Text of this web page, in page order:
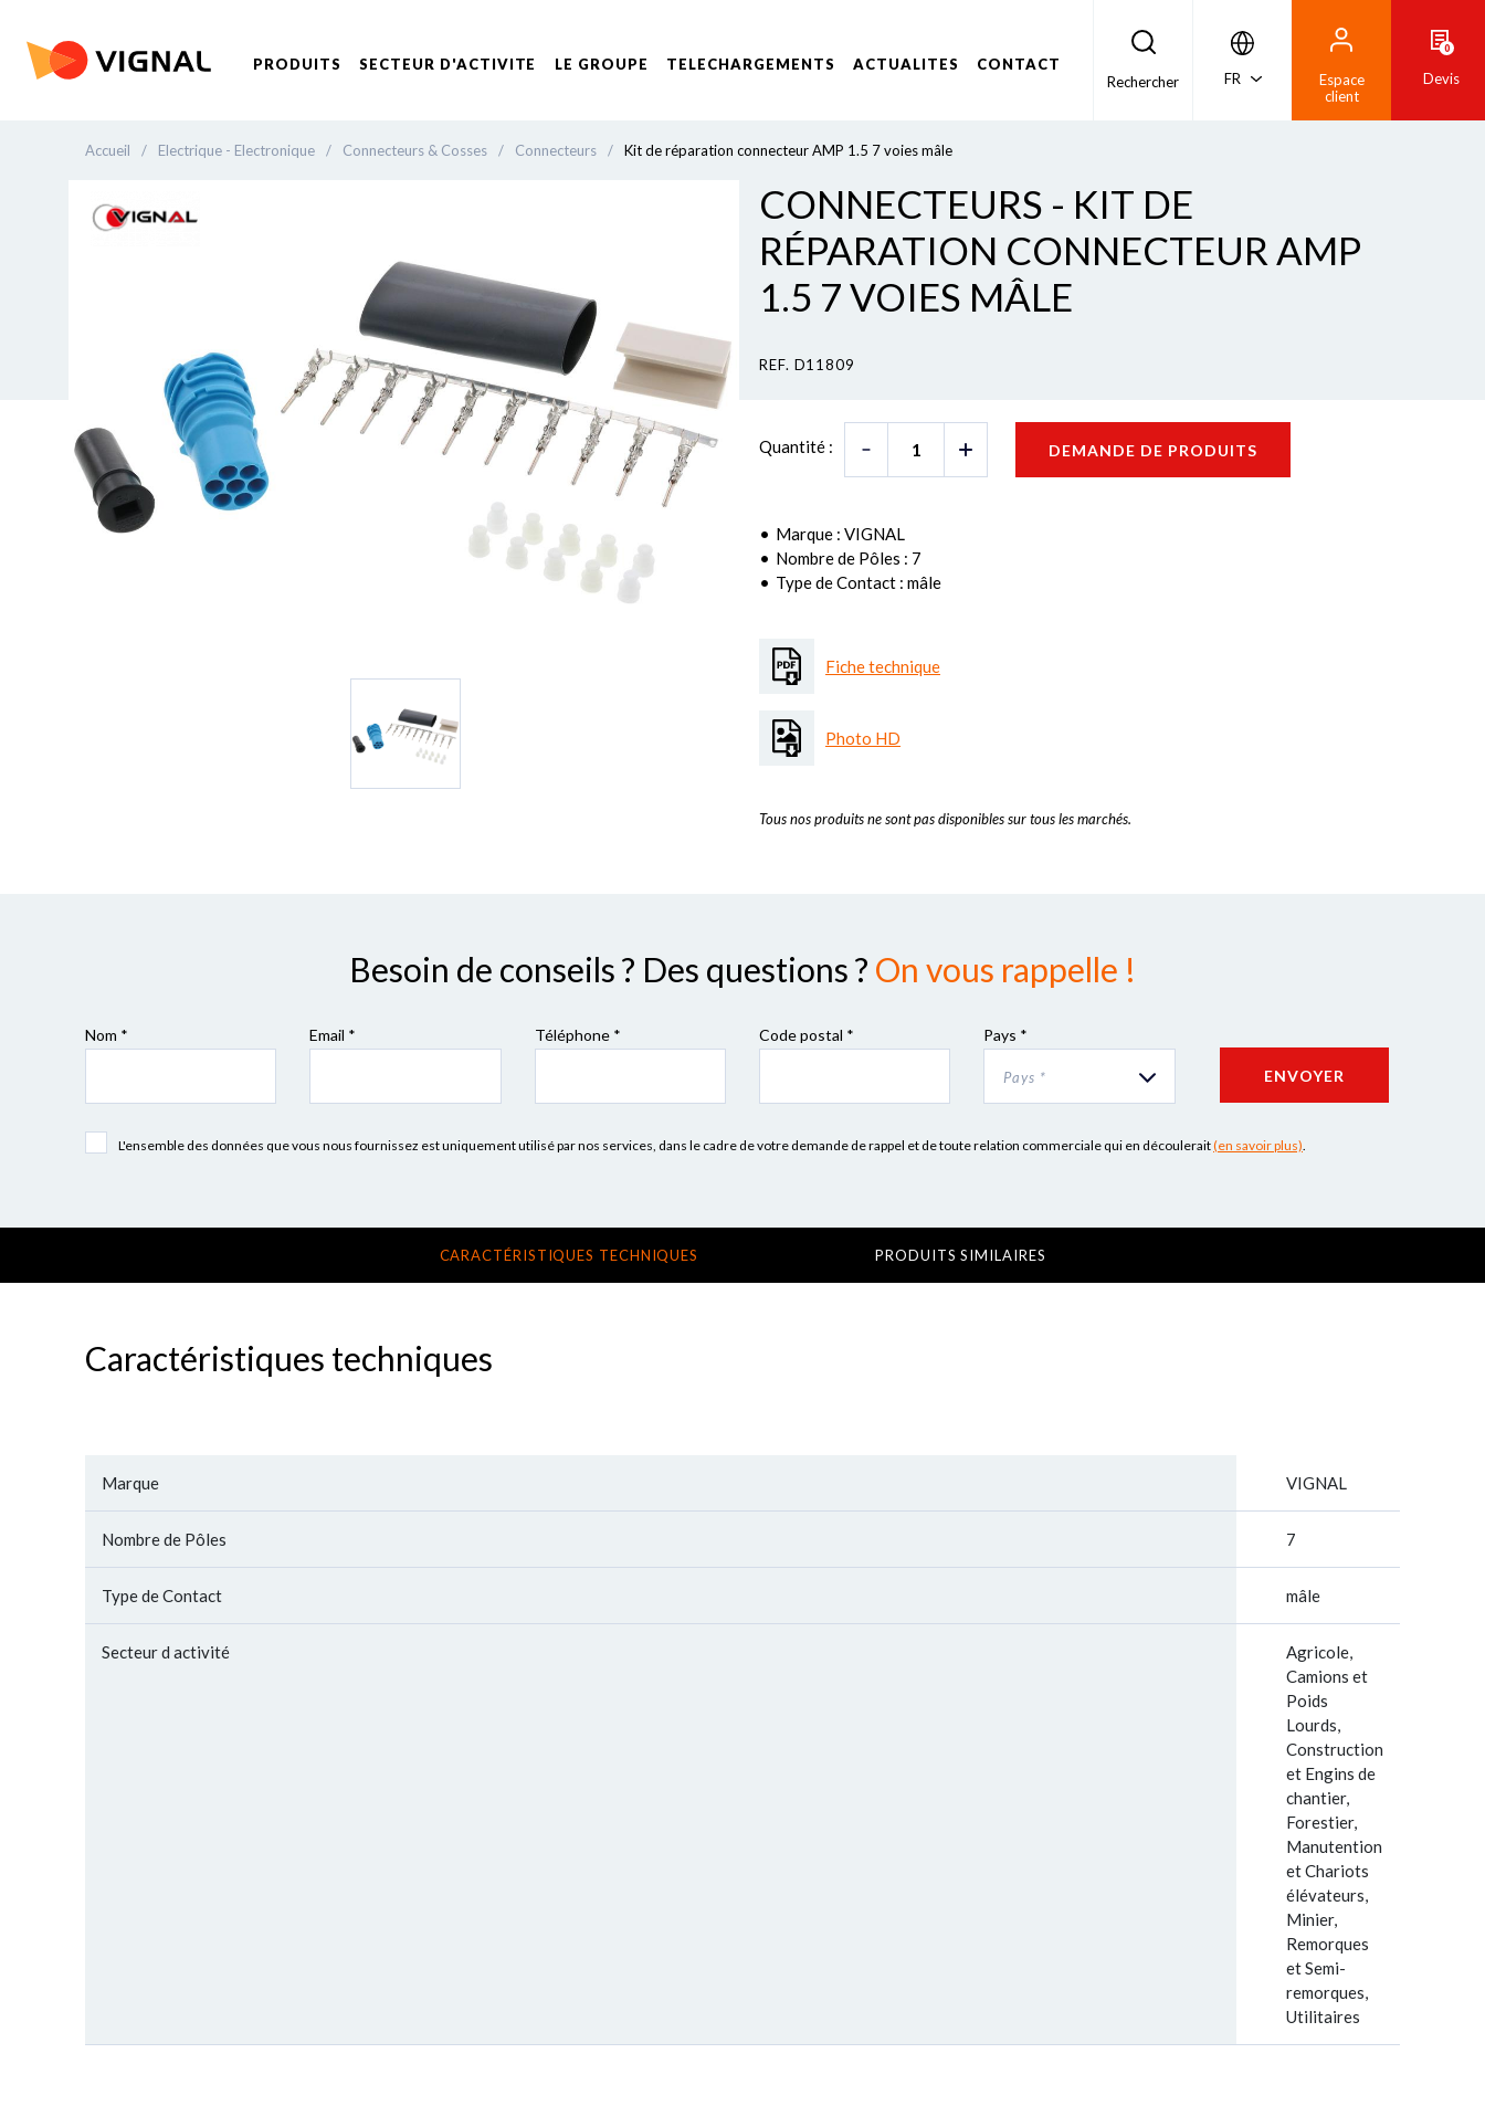
PRODUITS SECTEUR D'ACTIVITE LE GROUPE TELECHARGEMENTS ACTUALITES
CONTACT
Rechercher
FR
Espace
client
0
Devis
Accueil / Electrique - Electronique / Connecteurs & Cosses / Connecteurs / Kit de réparation connecteur AMP 1.5 7 voies mâle
CONNECTEURS - KIT DE
RÉPARATION CONNECTEUR AMP
1.5 7 VOIES MÂLE
REF. D11809
Quantité : DEMANDE DE PRODUITS
Marque : VIGNAL
Nombre de Pôles : 7
Type de Contact : mâle
Fiche technique
Photo HD
Tous nos produits ne sont pas disponibles sur tous les marchés.
Besoin de conseils ? Des questions ? On vous rappelle !
Nom * Email * Téléphone * Code postal * Pays *
Pays * ENVOYER
L'ensemble des données que vous nous fournissez est uniquement utilisé par nos services, dans le cadre de votre demande de rappel et de toute relation commerciale qui en découlerait(en savoir plus).
CARACTÉRISTIQUES TECHNIQUES PRODUITS SIMILAIRES
Caractéristiques techniques
Marque VIGNAL
Nombre de Pôles 7
Type de Contact mâle
Secteur d activité
Agricole,
Camions et
Poids
Lourds,
Construction
et Engins de
chantier,
Forestier,
Manutention
et Chariots
élévateurs,
Minier,
Remorques
et Semi-
remorques,
Utilitaires